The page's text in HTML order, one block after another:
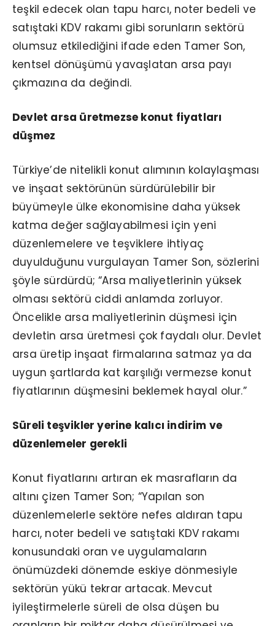
teşkil edecek olan tapu harcı, noter bedeli ve
satıştaki KDV rakamı gibi sorunların sektörü
olumsuz etkilediğini ifade eden Tamer Son,
kentsel dönüşümü yavaşlatan arsa payı
çıkmazına da değindi.
Devlet arsa üretmezse konut fiyatları
düşmez
Türkiye’de nitelikli konut alımının kolaylaşması
ve inşaat sektörünün sürdürülebilir bir
büyümeyle ülke ekonomisine daha yüksek
katma değer sağlayabilmesi için yeni
düzenlemelere ve teşviklere ihtiyaç
duyulduğunu vurgulayan Tamer Son, sözlerini
şöyle sürdürdü; “Arsa maliyetlerinin yüksek
olması sektörü ciddi anlamda zorluyor.
Öncelikle arsa maliyetlerinin düşmesi için
devletin arsa üretmesi çok faydalı olur. Devlet
arsa üretip inşaat firmalarına satmaz ya da
uygun şartlarda kat karşılığı vermezse konut
fiyatlarının düşmesini beklemek hayal olur.”
Süreli teşvikler yerine kalıcı indirim ve
düzenlemeler gerekli
Konut fiyatlarını artıran ek masrafların da
altını çizen Tamer Son; “Yapılan son
düzenlemelerle sektöre nefes aldıran tapu
harcı, noter bedeli ve satıştaki KDV rakamı
konusundaki oran ve uygulamaların
önümüzdeki dönemde eskiye dönmesiyle
sektörün yükü tekrar artacak. Mevcut
iyileştirmelerle süreli de olsa düşen bu